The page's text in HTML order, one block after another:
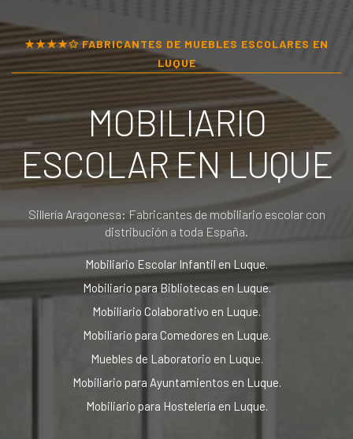
★★★★✩ FABRICANTES DE MUEBLES ESCOLARES EN
LUQUE
MOBILIARIO
ESCOLAR ENLUQUE
Sillería Aragonesa: Fabricantes de mobiliario escolar con
distribución a toda España.
Mobiliario Escolar Infantil en Luque.
Mobiliario para Bibliotecas en Luque.
Mobiliario Colaborativo en Luque.
Mobiliario para Comedores en Luque.
Muebles de Laboratorio en Luque.
Mobiliario para Ayuntamientos en Luque.
Mobiliario para Hostelería en Luque.